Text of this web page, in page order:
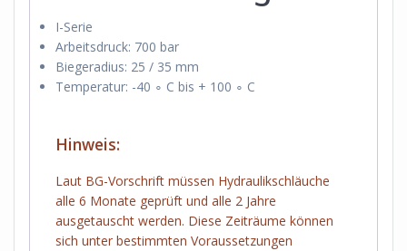
I-Serie
Arbeitsdruck: 700 bar
Biegeradius: 25 / 35 mm
Temperatur: -40 ∘ C bis + 100 ∘ C
Hinweis:
Laut BG-Vorschrift müssen Hydraulikschläuche
alle 6 Monate geprüft und alle 2 Jahre
ausgetauscht werden. Diese Zeiträume können
sich unter bestimmten Voraussetzungen